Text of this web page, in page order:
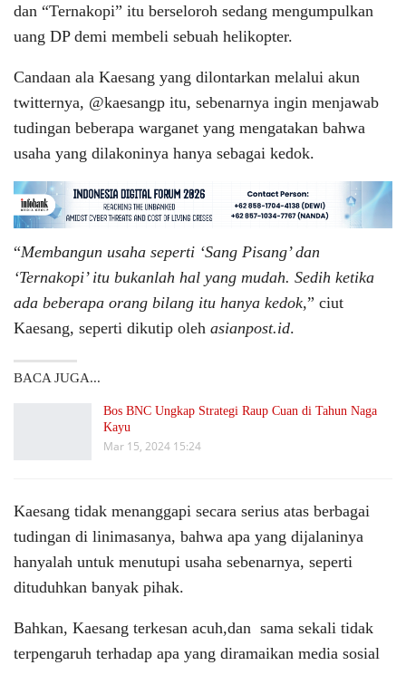
dan “Ternakopi” itu berseloroh sedang mengumpulkan
uang DP demi membeli sebuah helikopter.
Candaan ala Kaesang yang dilontarkan melalui akun
twitternya, @kaesangp itu, sebenarnya ingin menjawab
tudingan beberapa warganet yang mengatakan bahwa
usaha yang dilakoninya hanya sebagai kedok.
“Membangun usaha seperti ‘Sang Pisang’ dan
‘Ternakopi’ itu bukanlah hal yang mudah. Sedih ketika
ada beberapa orang bilang itu hanya kedok,” ciut
Kaesang, seperti dikutip oleh asianpost.id.
BACA JUGA...
Bos BNC Ungkap Strategi Raup Cuan di Tahun Naga
Kayu
Mar 15, 2024 15:24
Kaesang tidak menanggapi secara serius atas berbagai
tudingan di linimasanya, bahwa apa yang dijalaninya
hanyalah untuk menutupi usaha sebenarnya, seperti
dituduhkan banyak pihak.
Bahkan, Kaesang terkesan acuh,dan sama sekali tidak
terpengaruh terhadap apa yang diramaikan media sosial